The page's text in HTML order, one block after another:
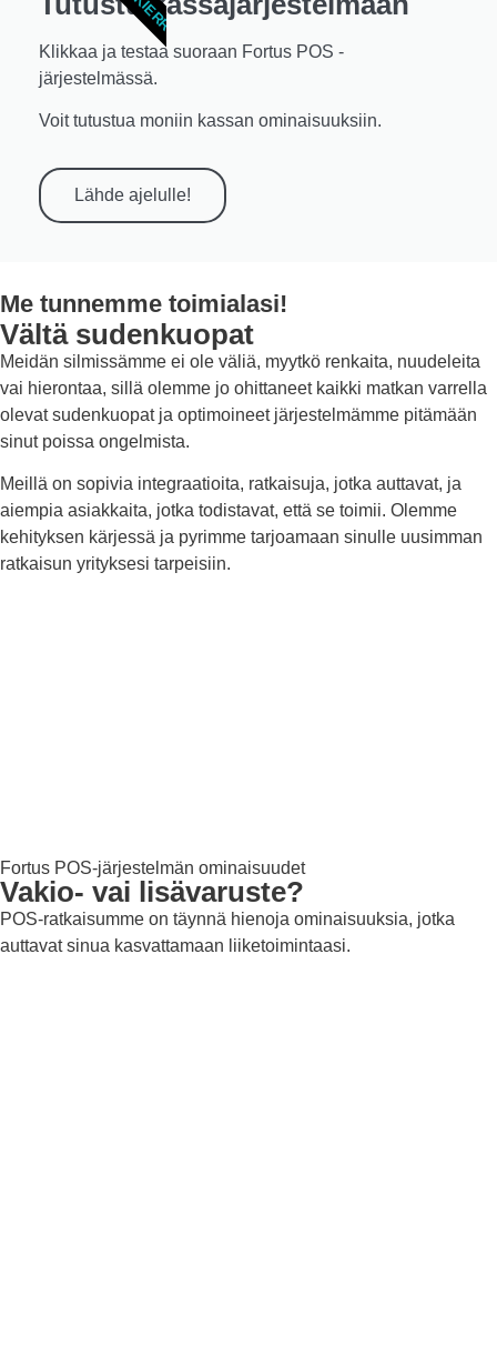
Klikkaa ja testaa suoraan Fortus POS -
järjestelmässä.
Voit tutustua moniin kassan ominaisuuksiin.
Lähde ajelulle!
Me tunnemme toimialasi!
Vältä sudenkuopat
Meidän silmissämme ei ole väliä, myytkö renkaita, nuudeleita
vai hierontaa, sillä olemme jo ohittaneet kaikki matkan varrella
olevat sudenkuopat ja optimoineet järjestelmämme pitämään
sinut poissa ongelmista.
Meillä on sopivia integraatioita, ratkaisuja, jotka auttavat, ja
aiempia asiakkaita, jotka todistavat, että se toimii. Olemme
kehityksen kärjessä ja pyrimme tarjoamaan sinulle uusimman
ratkaisun yrityksesi tarpeisiin.
Fortus POS-järjestelmän ominaisuudet
Vakio- vai lisävaruste?
POS-ratkaisumme on täynnä hienoja ominaisuuksia, jotka
auttavat sinua kasvattamaan liiketoimintaasi.